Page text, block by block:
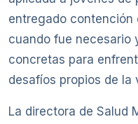
entregado contención
cuando fue necesario
concretas para
desafíos propios de la
La directora de Salud